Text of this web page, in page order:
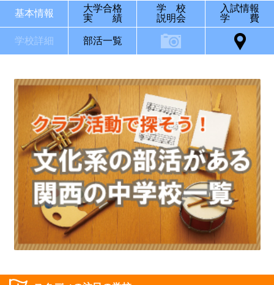
基本情報
大学合格
実 績
学 校
説明会
入試情報
学 費
学校詳細 部活一覧